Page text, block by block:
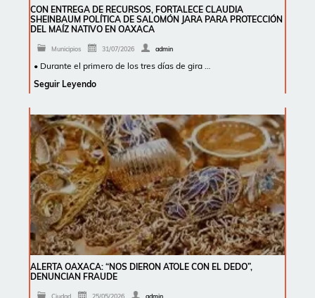
CON ENTREGA DE RECURSOS, FORTALECE CLAUDIA
SHEINBAUM POLÍTICA DE SALOMÓN JARA PARA PROTECCIÓN
DEL MAÍZ NATIVO EN OAXACA
Municipios 31/07/2026 admin
• Durante el primero de los tres días de gira …
Seguir Leyendo
ALERTA OAXACA: “NOS DIERON ATOLE CON EL DEDO”,
DENUNCIAN FRAUDE